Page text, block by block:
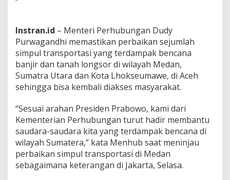
s
i
d
i
M
e
d
-
L
h
o
s
e
Instran.id – Menteri Perhubungan Dudy
Purwagandhi memastikan perbaikan sejumlah
simpul transportasi yang terdampak bencana
banjir dan tanah longsor di wilayah Medan,
Sumatra Utara dan Kota Lhokseumawe, di Aceh
sehingga bisa kembali diakses masyarakat.
“Sesuai arahan Presiden Prabowo, kami dari
Kementerian Perhubungan turut hadir membantu
saudara-saudara kita yang terdampak bencana di
wilayah Sumatera,” kata Menhub saat meninjau
perbaikan simpul transportasi di Medan
sebagaimana keterangan di Jakarta, Selasa.